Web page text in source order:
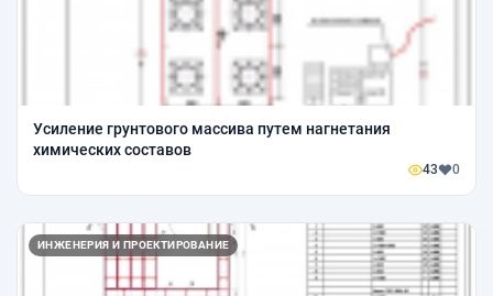
Усиление грунтового массива путем нагнетания
химических составов
43 0
ИНЖЕНЕРИЯ И ПРОЕКТИРОВАНИЕ